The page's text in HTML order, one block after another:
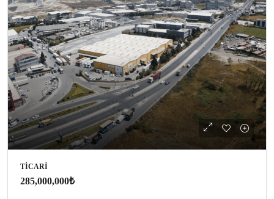
TICARI
285,000,000₺